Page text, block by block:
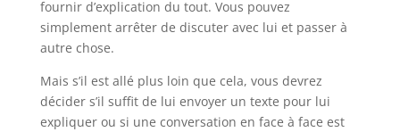
fournir d’explication du tout. Vous pouvez
simplement arrêter de discuter avec lui et passer à
autre chose.
Mais s’il est allé plus loin que cela, vous devrez
décider s’il suffit de lui envoyer un texte pour lui
expliquer ou si une conversation en face à face est